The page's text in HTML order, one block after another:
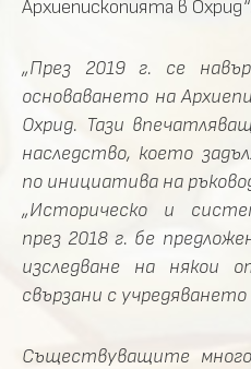
Архиепископията в Охрид“.
„През 2019 г. се
основаването на
Охрид. Тази
наследство, което
по инициатива на
„Историческо и
през 2018 г. бе
изследване на някои
свързани с
Съществуващите